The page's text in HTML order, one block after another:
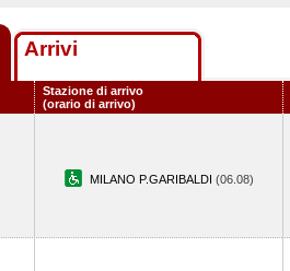
Arrivi
Stazione di arrivo
(orario di arrivo)
MILANO P.GARIBALDI (06.08)